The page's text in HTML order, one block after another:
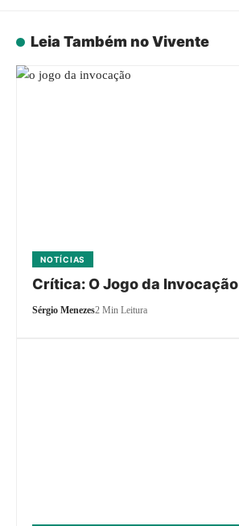
Leia Também no Vivente
NOTÍCIAS
Crítica: O Jogo da Invocação
Sérgio Menezes2 Min Leitura